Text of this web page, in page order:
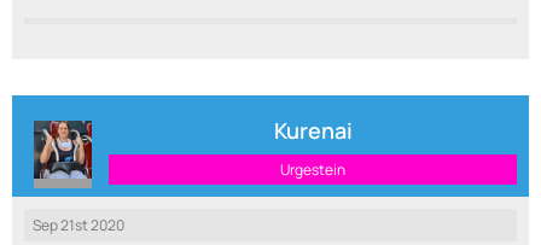
Kurenai
Urgestein
Sep 21st 2020